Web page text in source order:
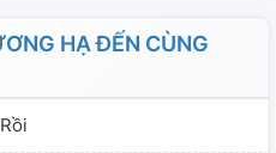
HẠ ĐẾN CÙNG